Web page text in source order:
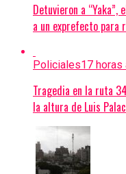
Detuvieron a
a un exprefecto para
Policiales17 horas
Tragedia en la ruta
la altura de Luis